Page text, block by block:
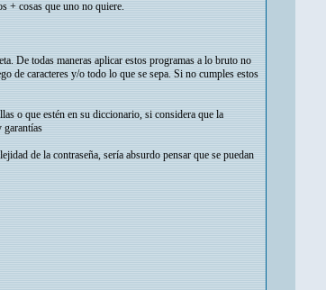
+ cosas que uno no quiere.
De todas maneras aplicar estos programas a lo bruto no
de caracteres y/o todo lo que se sepa. Si no cumples estos
o que estén en su diccionario, si considera que la
garantías
de la contraseña, sería absurdo pensar que se puedan